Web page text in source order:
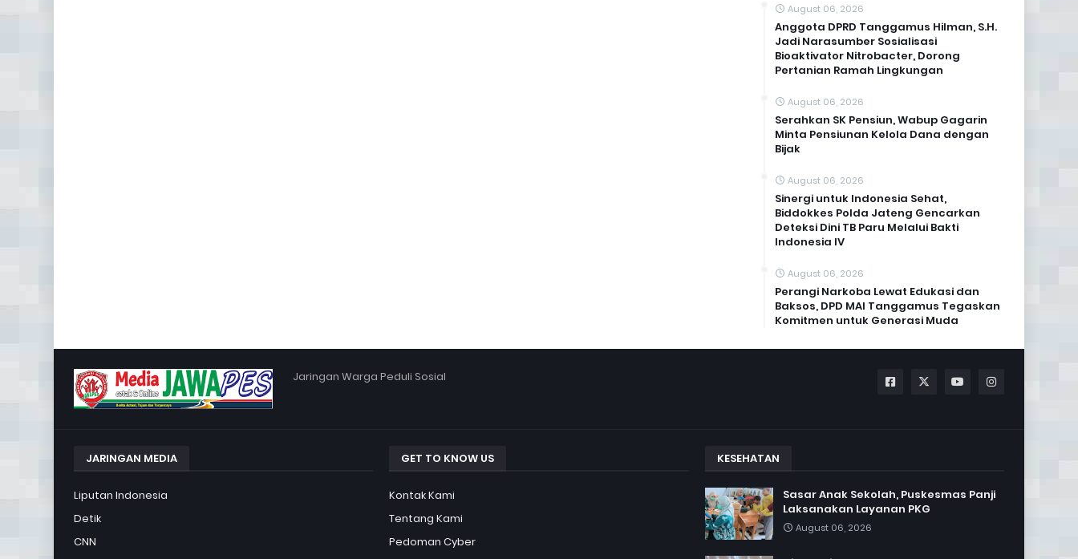
August 06, 2026
Anggota DPRD Tanggamus Hilman, S.H.
Jadi Narasumber Sosialisasi
Bioaktivator Nitrobacter, Dorong
Pertanian Ramah Lingkungan
August 06, 2026
Serahkan SK Pensiun, Wabup Gagarin
Minta Pensiunan Kelola Dana dengan
Bijak
August 06, 2026
Sinergi untuk Indonesia Sehat,
Biddokkes Polda Jateng Gencarkan
Deteksi Dini TB Paru Melalui Bakti
Indonesia IV
August 06, 2026
Perangi Narkoba Lewat Edukasi dan
Baksos, DPD MAI Tanggamus Tegaskan
Komitmen untuk Generasi Muda
Jaringan Warga Peduli Sosial
JARINGAN MEDIA
Liputan Indonesia
Detik
CNN
GET TO KNOW US
Kontak Kami
Tentang Kami
Pedoman Cyber
KESEHATAN
Sasar Anak Sekolah, Puskesmas Panji
Laksanakan Layanan PKG
August 06, 2026